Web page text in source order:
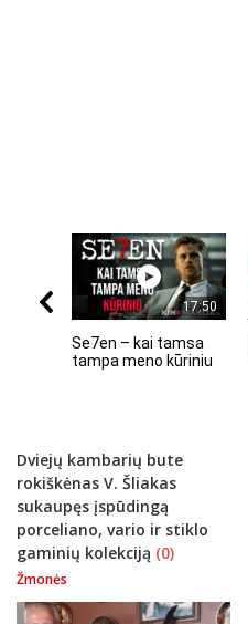
17:50
Se7en – kai tamsa
tampa meno kūriniu
Dviejų kambarių bute
rokiškėnas V. Šliakas
sukaupęs įspūdingą
porceliano, vario ir stiklo
gaminių kolekciją (0)
Žmonės